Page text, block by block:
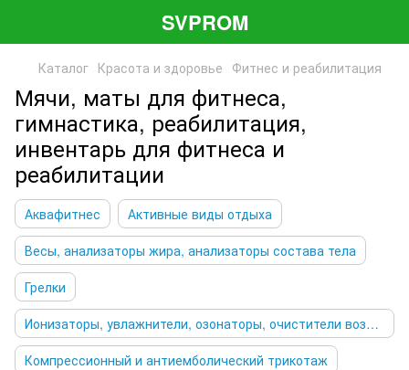
SVPROM
Каталог Красота и здоровье Фитнес и реабилитация
Мячи, маты для фитнеса,
гимнастика, реабилитация,
инвентарь для фитнеса и
реабилитации
Аквафитнес
Активные виды отдыха
Весы, анализаторы жира, анализаторы состава тела
Грелки
Ионизаторы, увлажнители, озонаторы, очистители воздуха
Компрессионный и антиемболический трикотаж